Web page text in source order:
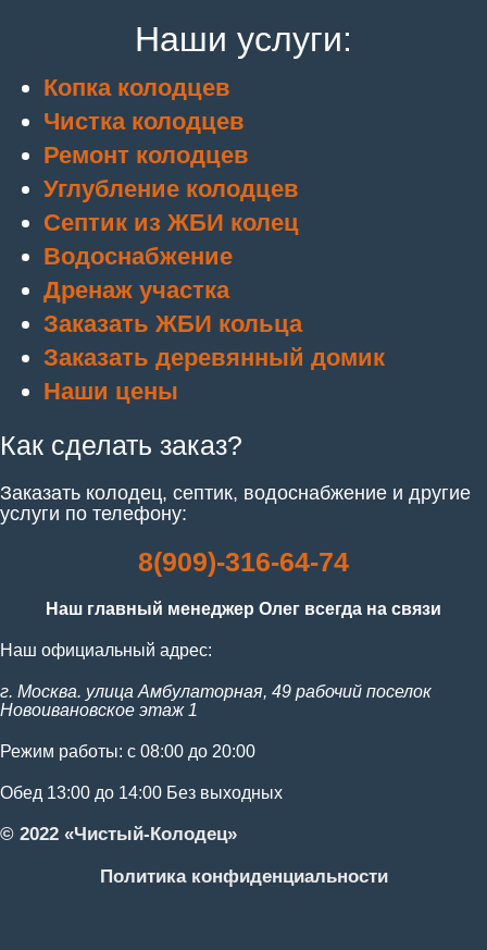
Наши услуги:
Копка колодцев
Чистка колодцев
Ремонт колодцев
Углубление колодцев
Септик из ЖБИ колец
Водоснабжение
Дренаж участка
Заказать ЖБИ кольца
Заказать деревянный домик
Наши цены
Как сделать заказ?
Заказать колодец, септик, водоснабжение и другие
услуги по телефону:
8(909)-316-64-74
Наш главный менеджер Олег всегда на связи
Наш официальный адрес:
г. Москва. улица Амбулаторная, 49 рабочий поселок
Новоивановское этаж 1
Режим работы: с 08:00 до 20:00
Обед 13:00 до 14:00 Без выходных
© 2022 «Чистый-Колодец»
Политика конфиденциальности